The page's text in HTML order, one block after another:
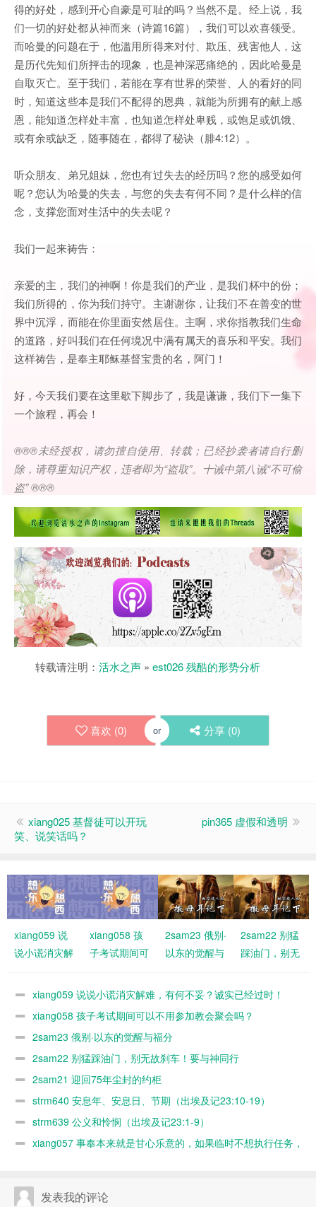
得的好处，感到开心自豪是可耻的吗？当然不是。经上说，我
们一切的好处都从神而来（诗篇16篇），我们可以欢喜领受。
而哈曼的问题在于，他滥用所得来对付、欺压、残害他人，这
是历代先知们所抨击的现象，也是神深恶痛绝的，因此哈曼是
自取灭亡。至于我们，若能在享有世界的荣誉、人的看好的同
时，知道这些本是我们不配得的恩典，就能为所拥有的献上感
恩，能知道怎样处丰富，也知道怎样处卑贱，或饱足或饥饿、
或有余或缺乏，随事随在，都得了秘诀（腓4:12）。
听众朋友、弟兄姐妹，您也有过失去的经历吗？您的感受如何
呢？您认为哈曼的失去，与您的失去有何不同？是什么样的信
念，支撑您面对生活中的失去呢？
我们一起来祷告：
亲爱的主，我们的神啊！你是我们的产业，是我们杯中的份；
我们所得的，你为我们持守。主谢谢你，让我们不在善变的世
界中沉浮，而能在你里面安然居住。主啊，求你指教我们生命
的道路，好叫我们在任何境况中满有属天的喜乐和平安。我们
这样祷告，是奉主耶稣基督宝贵的名，阿门！
好，今天我们要在这里歇下脚步了，我是谦谦，我们下一集下
一个旅程，再会！
®®®未经授权，请勿擅自使用、转载；已经抄袭者请自行删
除，请尊重知识产权，违者即为“盗取”。十诫中第八诫“不可偷
盗” ®®®
转载请注明： 活水之声 » est026 残酷的形势分析
喜欢 (0) or 分享 (0)
xiang025 基督徒可以开玩
笑、说笑话吗？
pin365 虚假和透明
xiang059 说
说小谎消灾解
妥？诚实已经
xiang058 孩
子考试期间可
会聚会吗？
2sam23 俄别·
以东的觉醒与
2sam22 别猛
踩油门，别无
神同行
xiang059 说说小谎消灾解难，有何不妥？诚实已经过时！
xiang058 孩子考试期间可以不用参加教会聚会吗？
2sam23 俄别·以东的觉醒与福分
2sam22 别猛踩油门，别无故刹车！要与神同行
2sam21 迎回75年尘封的约柜
strm640 安息年、安息日、节期（出埃及记23:10-19）
strm639 公义和怜悯（出埃及记23:1-9）
xiang057 事奉本来就是甘心乐意的，如果临时不想执行任务，
发表我的评论